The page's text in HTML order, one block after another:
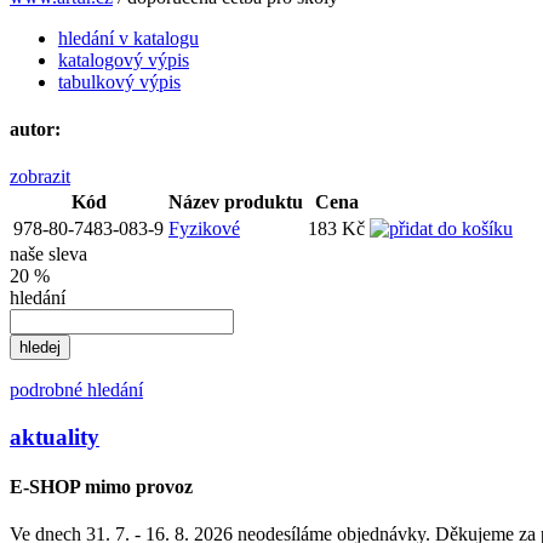
hledání v katalogu
katalogový výpis
tabulkový výpis
autor:
zobrazit
Kód
Název produktu
Cena
978-80-7483-083-9 Fyzikové
183 Kč
naše sleva
20 %
hledání
podrobné hledání
aktuality
E-SHOP mimo provoz
Ve dnech 31. 7. - 16. 8. 2026 neodesíláme objednávky. Děkujeme za